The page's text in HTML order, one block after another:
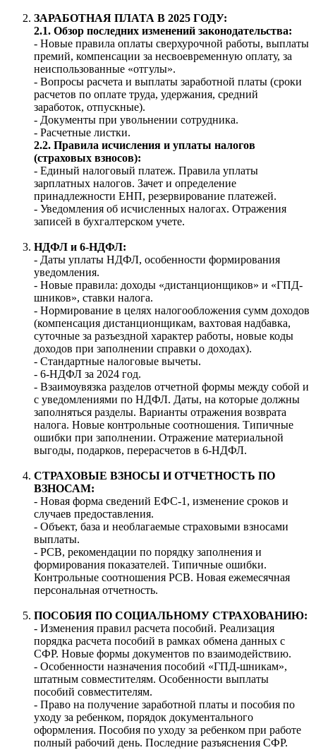
ЗАРАБОТНАЯ ПЛАТА В 2025 ГОДУ:
2.1. Обзор последних изменений законодательства:
- Новые правила оплаты сверхурочной работы, выплаты
премий, компенсации за несвоевременную оплату, за
неиспользованные «отгулы».
- Вопросы расчета и выплаты заработной платы (сроки
расчетов по оплате труда, удержания, средний
заработок, отпускные).
- Документы при увольнении сотрудника.
- Расчетные листки.
2.2. Правила исчисления и уплаты налогов
(страховых взносов):
- Единый налоговый платеж. Правила уплаты
зарплатных налогов. Зачет и определение
принадлежности ЕНП, резервирование платежей.
- Уведомления об исчисленных налогах. Отражения
записей в бухгалтерском учете.
НДФЛ и 6-НДФЛ:
- Даты уплаты НДФЛ, особенности формирования
уведомления.
- Новые правила: доходы «дистанционщиков» и «ГПД-
шников», ставки налога.
- Нормирование в целях налогообложения сумм доходов
(компенсация дистанционщикам, вахтовая надбавка,
суточные за разъездной характер работы, новые коды
доходов при заполнении справки о доходах).
- Стандартные налоговые вычеты.
- 6-НДФЛ за 2024 год.
- Взаимоувязка разделов отчетной формы между собой и
с уведомлениями по НДФЛ. Даты, на которые должны
заполняться разделы. Варианты отражения возврата
налога. Новые контрольные соотношения. Типичные
ошибки при заполнении. Отражение материальной
выгоды, подарков, перерасчетов в 6-НДФЛ.
СТРАХОВЫЕ ВЗНОСЫ И ОТЧЕТНОСТЬ ПО
ВЗНОСАМ:
- Новая форма сведений ЕФС-1, изменение сроков и
случаев предоставления.
- Объект, база и необлагаемые страховыми взносами
выплаты.
- РСВ, рекомендации по порядку заполнения и
формирования показателей. Типичные ошибки.
Контрольные соотношения РСВ. Новая ежемесячная
персональная отчетность.
ПОСОБИЯ ПО СОЦИАЛЬНОМУ СТРАХОВАНИЮ:
- Изменения правил расчета пособий. Реализация
порядка расчета пособий в рамках обмена данных с
СФР. Новые формы документов по взаимодействию.
- Особенности назначения пособий «ГПД-шникам»,
штатным совместителям. Особенности выплаты
пособий совместителям.
- Право на получение заработной платы и пособия по
уходу за ребенком, порядок документального
оформления. Пособия по уходу за ребенком при работе
полный рабочий день. Последние разъяснения СФР.